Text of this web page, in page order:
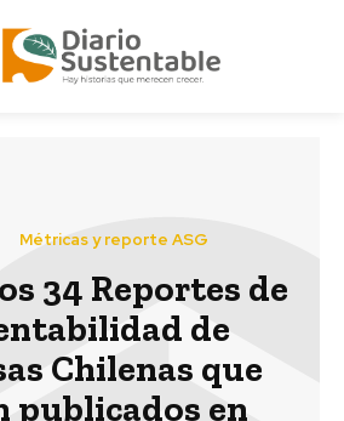
Métricas y reporte ASG
34 Reportes de
de
Chilenas que
publicados en